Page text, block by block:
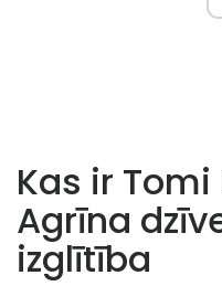
Kas ir Tomi
Agrīna
izglītība